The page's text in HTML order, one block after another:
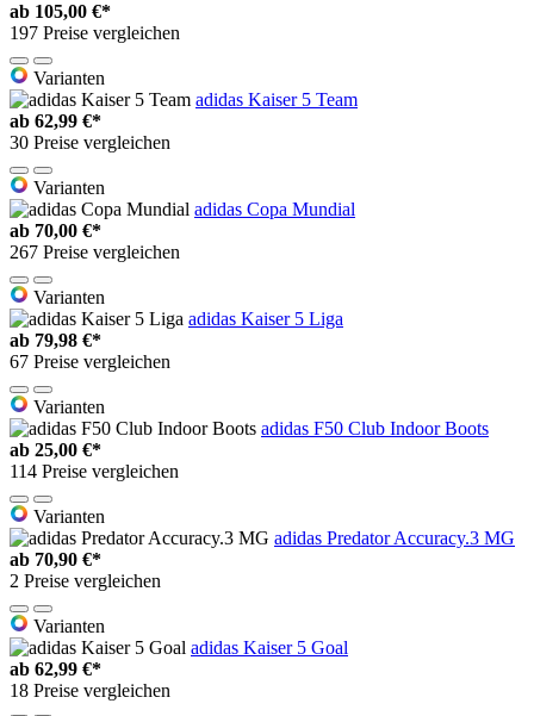
ab 105,00 €*
197 Preise vergleichen
Varianten
adidas Kaiser 5 Team
ab 62,99 €*
30 Preise vergleichen
Varianten
adidas Copa Mundial
ab 70,00 €*
267 Preise vergleichen
Varianten
adidas Kaiser 5 Liga
ab 79,98 €*
67 Preise vergleichen
Varianten
adidas F50 Club Indoor Boots
ab 25,00 €*
114 Preise vergleichen
Varianten
adidas Predator Accuracy.3 MG
ab 70,90 €*
2 Preise vergleichen
Varianten
adidas Kaiser 5 Goal
ab 62,99 €*
18 Preise vergleichen